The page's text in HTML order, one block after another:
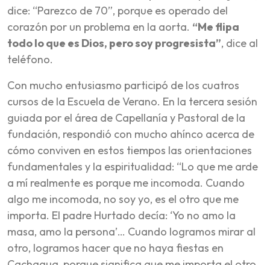
dice: “Parezco de 70”, porque es operado del
corazón por un problema en la aorta. “Me flipa
todo lo que es Dios, pero soy progresista”, dice al
teléfono.
Con mucho entusiasmo participó de los cuatros
cursos de la Escuela de Verano. En la tercera sesión
guiada por el área de Capellanía y Pastoral de la
fundación, respondió con mucho ahínco acerca de
cómo conviven en estos tiempos las orientaciones
fundamentales y la espiritualidad: “Lo que me arde
a mí realmente es porque me incomoda. Cuando
algo me incomoda, no soy yo, es el otro que me
importa. El padre Hurtado decía: ‘Yo no amo la
masa, amo la persona’… Cuando logramos mirar al
otro, logramos hacer que no haya fiestas en